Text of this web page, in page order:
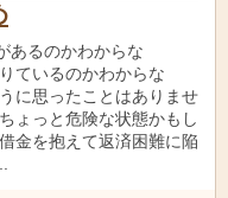
あるのかわからな
ているのかわからな
に思ったことはありませ
ょっと危険な状態かもし
金を抱えて返済困難に陥